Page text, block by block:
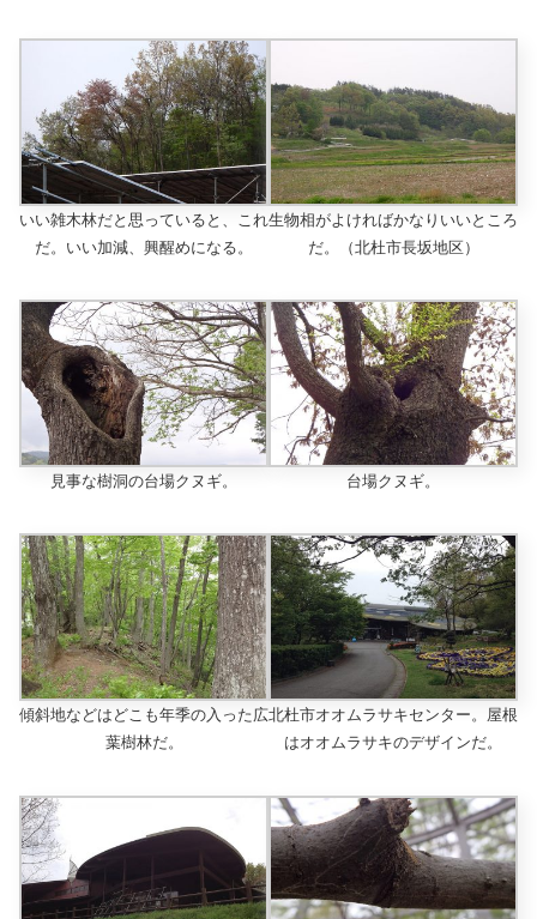
いい雑木林だと思っていると、これ
だ。いい加減、興醒めになる。
生物相がよければかなりいいところ
だ。（北杜市長坂地区）
見事な樹洞の台場クヌギ。 台場クヌギ。
傾斜地などはどこも年季の入った広
葉樹林だ。
北杜市オオムラサキセンター。屋根
はオオムラサキのデザインだ。